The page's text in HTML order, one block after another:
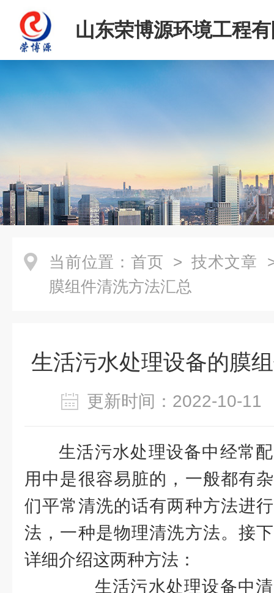
山东荣博源环境工程
当前位置： 首页 > 技术文章
膜组件清洗方法汇总
生活污水处理设备的膜
更新时间：2022-10-
生活污水处理设备中经常
用中是很容易脏的，一般都有
们平常清洗的话有两种方法进
法，一种是物理清洗方法。接
详细介绍这两种方法：
生活污水处理设备中清